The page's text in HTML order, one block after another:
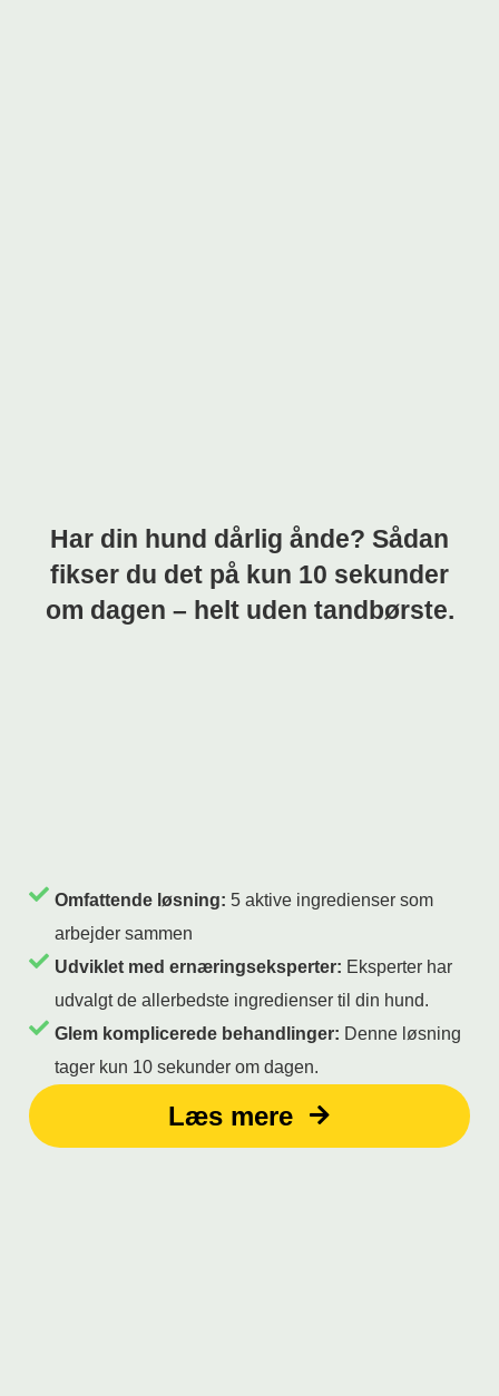
Har din hund dårlig ånde? Sådan
fikser du det på kun 10 sekunder
om dagen – helt uden tandbørste.
Omfattende løsning: 5 aktive ingredienser som
arbejder sammen
Udviklet med ernæringseksperter: Eksperter har
udvalgt de allerbedste ingredienser til din hund.
Glem komplicerede behandlinger: Denne løsning
tager kun 10 sekunder om dagen.
Læs mere